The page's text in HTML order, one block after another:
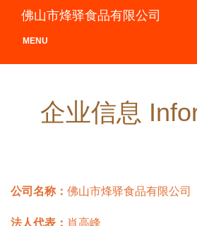
佛山市烽驿食品有限公司
MENU
企业信息
公司名称： 佛山市烽驿食品有限公司
法人代表： 肖高峰